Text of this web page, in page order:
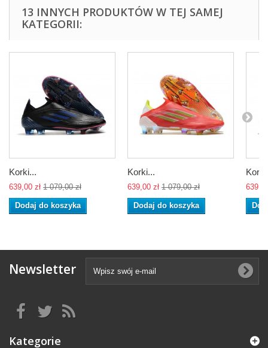
13 INNYCH PRODUKTÓW W TEJ SAMEJ
KATEGORII:
Korki...
639,00 zł 1 079,00 zł
Dodaj do koszyka
Korki...
639,00 zł 1 079,00 zł
Dodaj do koszyka
Newsletter
Kategorie